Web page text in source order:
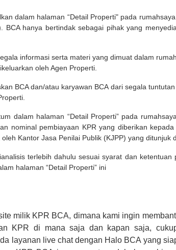
dalam halaman “Detail Properti" pada
BCA hanya bertindak sebagai pihak yang
informasi serta materi yang dimuat dalam
oleh Agen Properti.
BCA dan/atau karyawan BCA dari segala
dalam halaman “Detail Properti” pada
nominal pembiayaan KPR yang diberikan
Kantor Jasa Penilai Publik (KJPP) yang ditunjuk
terlebih dahulu sesuai syarat dan
halaman “Detail Properti” ini
milik KPR BCA, dimana kami ingin
KPR di mana saja dan kapan saja,
layanan live chat dengan Halo BCA yang